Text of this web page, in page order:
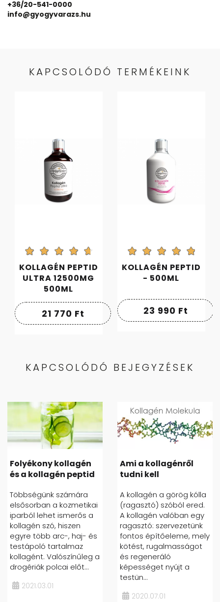
+36/20-541-0000
info@gyogyvarazs.hu
KAPCSOLÓDÓ TERMÉKEINK
KOLLAGÉN PEPTID
ULTRA 12500MG
500ML
21 770 Ft
KOLLAGÉN PEPTID
- 500ML
23 990 Ft
KAPCSOLÓDÓ BEJEGYZÉSEK
Folyékony kollagén
és a kollagén peptid
Többségünk számára
elsősorban a kozmetikai
iparból lehet ismerős a
kollagén szó, hiszen
egyre több arc-, haj- és
testápoló tartalmaz
kollagént. Valószínűleg a
drogériák polcai előt...
2021.03.01
Ami a kollagénről
tudni kell
A kollagén a görög kólla
(ragasztó) szóból ered.
A kollagén valóban egy
ragasztó: szervezetünk
fontos építőeleme, mely
kötést, rugalmasságot
és regeneráló
képességet nyújt a
testün...
2020.07.01